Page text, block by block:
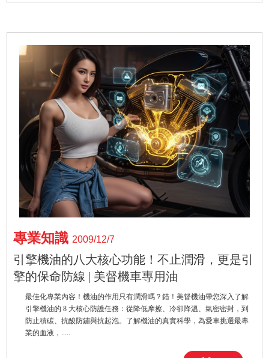
專業知識2009/12/7
引擎機油的八大核心功能！不止潤滑，更是引
擎的保命防線 | 美督機車專用油
最佳化專業內容！機油的作用只有潤滑嗎？錯！美督機油帶您深入了解
引擎機油的 8 大核心防護任務：從降低摩擦、冷卻降溫、氣密密封，到
防止積碳、抗酸防鏽與抗起泡。了解機油的真實科學，為愛車挑選最專
業的血液，.....